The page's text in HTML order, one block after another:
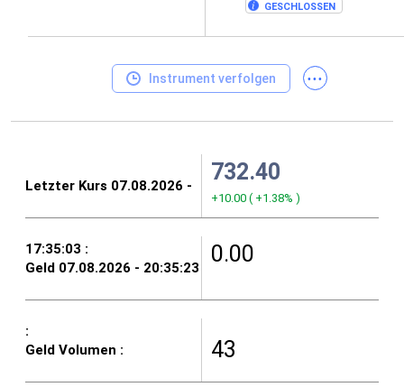
GESCHLOSSEN
Instrument verfolgen ...
732.40
+10.00 ( +1.38% )
0.00
43